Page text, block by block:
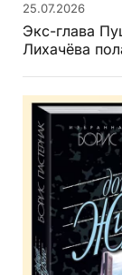
25.07.2026
Экс-глава
Лихачёва